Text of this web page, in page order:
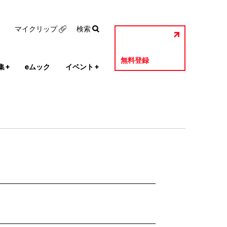
+ eムック イベント +
無料登録
マイクリップ 検索